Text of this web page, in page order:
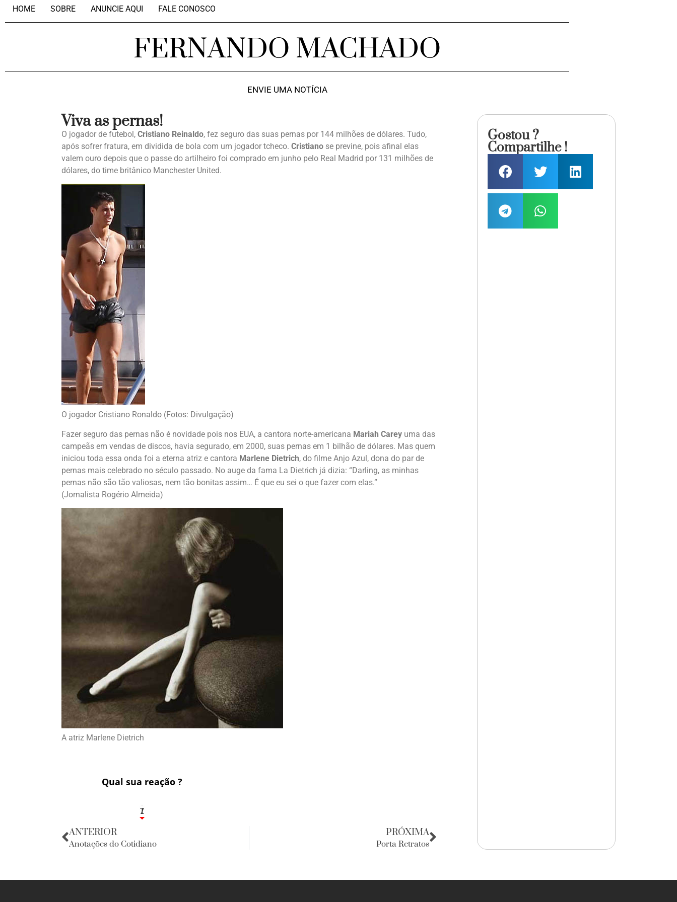
HOME SOBRE ANUNCIE AQUI FALE CONOSCO
FERNANDO MACHADO
ENVIE UMA NOTÍCIA
Viva as pernas!
O jogador de futebol, Cristiano Reinaldo, fez seguro das suas pernas por 144 milhões de dólares. Tudo,
após sofrer fratura, em dividida de bola com um jogador tcheco. Cristiano se previne, pois afinal elas
valem ouro depois que o passe do artilheiro foi comprado em junho pelo Real Madrid por 131 milhões de
dólares, do time britânico Manchester United.
O jogador Cristiano Ronaldo (Fotos: Divulgação)
Fazer seguro das pernas não é novidade pois nos EUA, a cantora norte-americana Mariah Carey uma das
campeãs em vendas de discos, havia segurado, em 2000, suas pernas em 1 bilhão de dólares. Mas quem
iniciou toda essa onda foi a eterna atriz e cantora Marlene Dietrich, do filme Anjo Azul, dona do par de
pernas mais celebrado no século passado. No auge da fama La Dietrich já dizia: “Darling, as minhas
pernas não são tão valiosas, nem tão bonitas assim… É que eu sei o que fazer com elas.”
(Jornalista Rogério Almeida)
A atriz Marlene Dietrich
Qual sua reação ?
1
7
ANTERIOR
Anotações do Cotidiano
PRÓXIMA
Porta Retratos
Gostou ?
Compartilhe !